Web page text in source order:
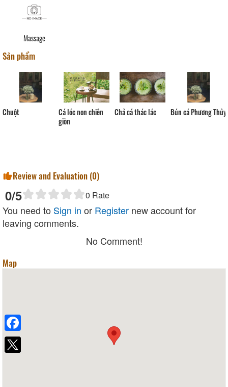
Massage
Sản phẩm
Chuột
Cá lóc non chiên
giòn
Chả cá thác lác Bún cá Phương Thủy
Review and Evaluation (0)
0/5 0 Rate
You need to Sign in or Register new account for
leaving comments.
No Comment!
Map
Facebook